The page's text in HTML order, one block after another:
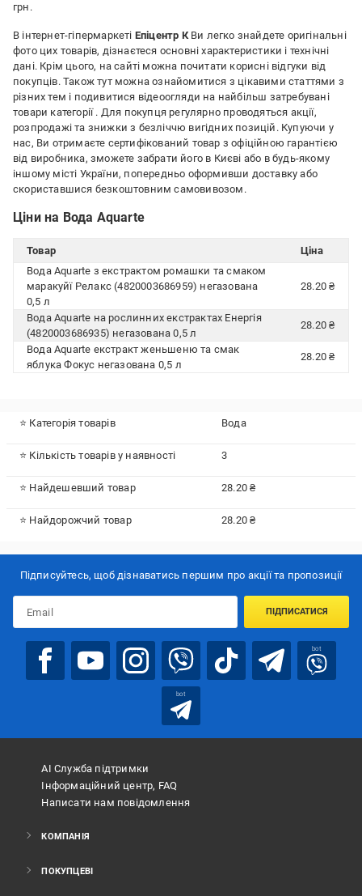
грн.
В інтернет-гіпермаркеті Епіцентр КВи легко знайдете оригінальні
фото цих товарів, дізнаєтеся основні характеристики і технічні
дані. Крім цього, на сайті можна почитати корисні відгуки від
покупців. Також тут можна ознайомитися з цікавими статтями з
різних тем і подивитися відеоогляди на найбільш затребувані
товари категорії . Для покупця регулярно проводяться акції,
розпродажі та знижки з безліччю вигідних позицій. Купуючи у
нас, Ви отримаєте сертифікований товар з офіційною гарантією
від виробника, зможете забрати його в Києві або в будь-якому
іншому місті України, попередньо оформивши доставку або
скориставшися безкоштовним самовивозом.
Ціни на Вода Aquarte
Товар
Ціна
Вода Aquarte з екстрактом ромашки та смаком
маракуйї Релакс (4820003686959) негазована
0,5 л
28.20 ₴
Вода Aquarte на рослинних екстрактах Енергія
(4820003686935) негазована 0,5 л
28.20 ₴
Вода Aquarte екстракт женьшеню та смак
яблука Фокус негазована 0,5 л
28.20 ₴
⭐ Категорія товарів Вода
⭐ Кількість товарів у наявності 3
⭐ Найдешевший товар 28.20 ₴
⭐ Найдорожчий товар 28.20 ₴
Підписуйтесь, щоб дізнаватись першим про акції та пропозиції
ПІДПИСАТИСЯ
bot
bot
АІ Служба підтримки
Інформаційний центр, FAQ
Написати нам повідомлення
КОМПАНІЯ
ПОКУПЦЕВІ